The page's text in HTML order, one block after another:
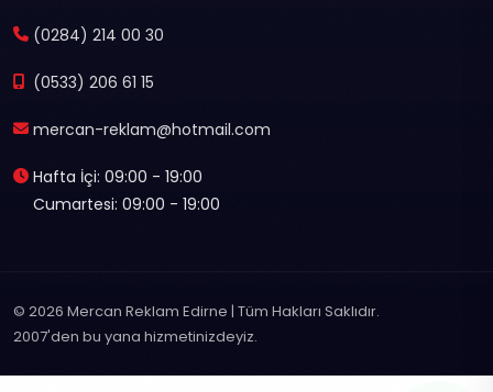
(0284) 214 00 30
(0533) 206 61 15
mercan-reklam@hotmail.com
Hafta İçi: 09:00 - 19:00
Cumartesi: 09:00 - 19:00
© 2026 Mercan Reklam Edirne | Tüm Hakları Saklıdır.
2007'den bu yana hizmetinizdeyiz.